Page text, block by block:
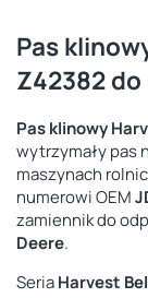
Pas
Z42382
Pas klinowy
wytrzymały pas
maszynach
numerowi OEM
zamiennik do
Deere.
SeriaHarvest